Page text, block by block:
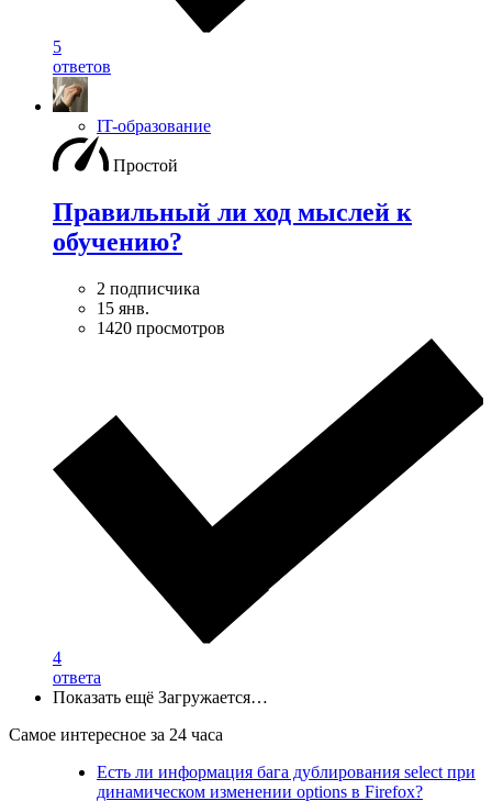
5
ответов
IT-образование
Простой
Правильный ли ход мыслей к
обучению?
2 подписчика
15 янв.
1420 просмотров
4
ответа
Показать ещё Загружается…
Самое интересное за 24 часа
Есть ли информация бага дублирования select при
динамическом изменении options в Firefox?